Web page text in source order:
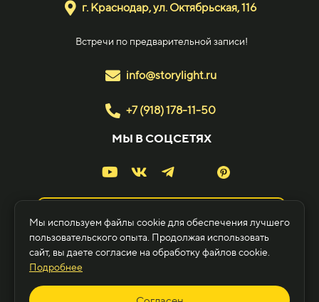
Мы используем файлы cookie для обеспечения лучшего
пользовательского опыта. Продолжая использовать
сайт, вы даете согласие на обработку файлов cookie.
Подробнее
г. Краснодар, ул. Октябрьская, 116
Встречи по предварительной записи!
info@storylight.ru
+7 (918) 178-11-50
МЫ В СОЦСЕТЯХ
© StoryLight, 2019-2026 | OOO "СТОРИ ЛАЙТ" ИНН
2310230311 ОГРН 1222300052160